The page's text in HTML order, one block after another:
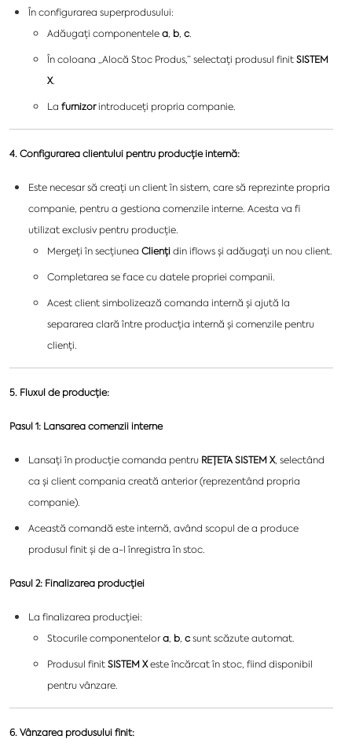
În configurarea superprodusului:
Adăugați componentele a b c
În coloana „Alocă Stoc Produs,” selectați produsul finit SISTEM
X.
La furnizorintroduceți propria companie.
4. Configurarea clientului pentru producție internă:
Este necesar să creați un client în sistem, care să reprezinte propria
companie, pentru a gestiona comenzile interne. Acesta va fi
utilizat exclusiv pentru producție.
Mergeți în secțiunea Clienți din iflows și adăugați un nou client.
Completarea se face cu datele propriei companii.
Acest client simbolizează comanda internă și ajută la
separarea clară între producția internă și comenzile pentru
clienți.
5. Fluxul de producție:
Pasul 1: Lansarea comenzii interne
Lansați în producție comanda pentru REȚETA SISTEM X, selectând
ca și client compania creată anterior (reprezentând propria
companie).
Această comandă este internă, având scopul de a produce
produsul finit și de a-l înregistra în stoc.
Pasul 2: Finalizarea producției
La finalizarea producției:
Stocurile componentelora b c sunt scăzute automat.
Produsul finit SISTEM Xeste încărcat în stoc, fiind disponibil
pentru vânzare.
6. Vânzarea produsului finit: